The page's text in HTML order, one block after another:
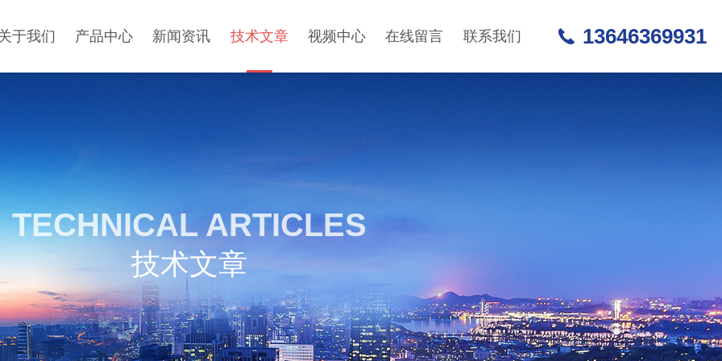
于我们 产品中心 新闻资讯 技术文章 视频中心 在线留言 联系我们 13646369931
TECHNICAL ARTICLES
技术文章